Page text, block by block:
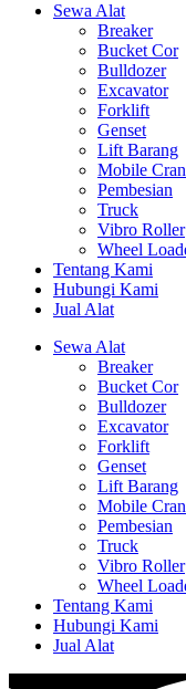
Sewa Alat
Breaker
Bucket Cor
Bulldozer
Excavator
Forklift
Genset
Lift Barang
Mobile
Pembesian
Truck
Vibro Roller
Wheel
Tentang Kami
Hubungi Kami
Jual Alat
Sewa Alat
Breaker
Bucket Cor
Bulldozer
Excavator
Forklift
Genset
Lift Barang
Mobile
Pembesian
Truck
Vibro Roller
Wheel
Tentang Kami
Hubungi Kami
Jual Alat